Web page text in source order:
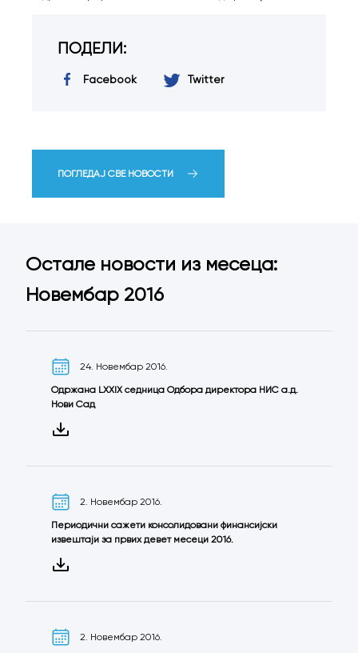
ПОДЕЛИ:
Facebook Twitter
ПОГЛЕДАЈ СВЕ НОВОСТИ
Остале новости из месеца:
Новембар 2016
24. Новембар 2016.
Одржана LXXIX седница Одбора директора НИС а.д.
Нови Сад
2. Новембар 2016.
Периодични сажети консолидовани финансијски
извештаји за првих девет месеци 2016.
2. Новембар 2016.